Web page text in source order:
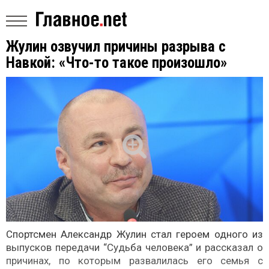
Жулин озвучил причины разрыва с
Навкой: «Что-то такое произошло»
Спортсмен Александр Жулин стал героем одного из
выпусков передачи “Судьба человека” и рассказал о
причинах, по которым развалилась его семья с